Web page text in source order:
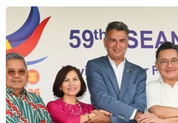
Dữ liệu việc làm Mỹ mở thêm dư địa
cho giá vàng trong tuần qua
08/08/2026 04:29
Nghệ An: OCOP đã có thương hiệu,
vì sao nông sản vẫn lo đầu ra?